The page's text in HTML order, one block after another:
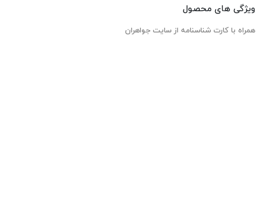
ویژگی های محصول
همراه با کارت شناسنامه از سایت جواهران